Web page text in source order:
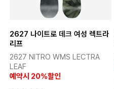
2627 나이트로 데크 여성 렉트라
리프
2627 NITRO WMS LECTRA
LEAF
예약시 20%할인